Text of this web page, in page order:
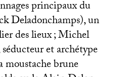
principaux du
Deladonchamps), un
des lieux; Michel
et archétype
brune